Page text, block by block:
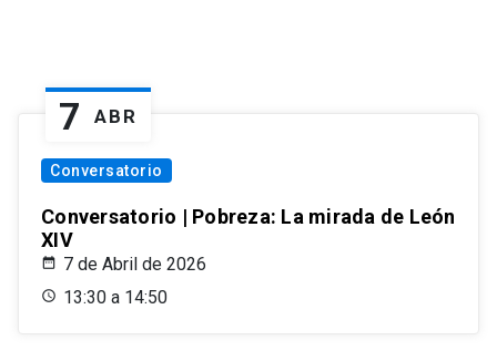
7 ABR
Conversatorio
Conversatorio | Pobreza: La mirada de León
XIV
7 de Abril de 2026
13:30 a 14:50